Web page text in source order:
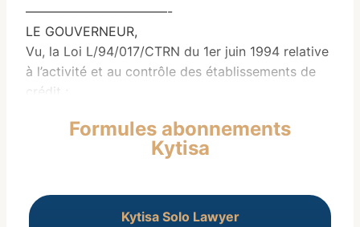
———————————-
LE GOUVERNEUR,
Vu, la Loi L/94/017/CTRN du 1er juin 1994 relative
à l’activité et au contrôle des établissements de
crédit ;
relative au contrôle des établissements de crédit
notamment en son article 28 ;
Formules abonnements
Kytisa
Kytisa Solo Lawyer